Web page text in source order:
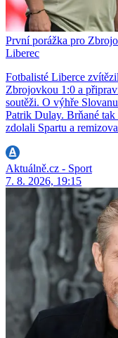
První porážka pro
Liberec
Fotbalisté Liberce
Zbrojovkou 1:0 a
soutěži. O výhře
Patrik Dulay. Brňané
zdolali Spartu a
Aktuálně.cz - Sport
7. 8. 2026, 19:15